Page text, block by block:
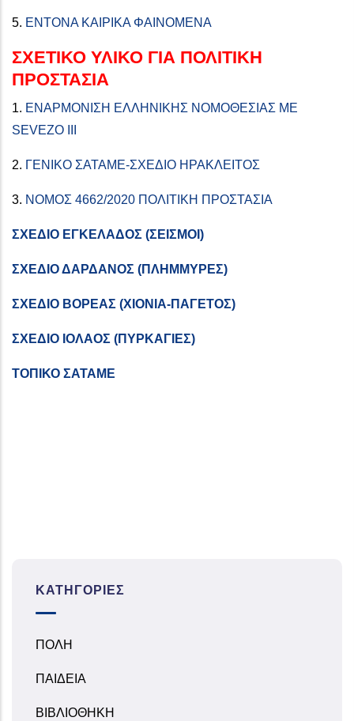
5. ΕΝΤΟΝΑ ΚΑΙΡΙΚΑ ΦΑΙΝΟΜΕΝΑ
ΣΧΕΤΙΚΟ ΥΛΙΚΟ ΓΙΑ ΠΟΛΙΤΙΚΗ
ΠΡΟΣΤΑΣΙΑ
1. ΕΝΑΡΜΟΝΙΣΗ ΕΛΛΗΝΙΚΗΣ ΝΟΜΟΘΕΣΙΑΣ ΜΕ
SEVEZO III
2. ΓΕΝΙΚΟ ΣΑΤΑΜΕ-ΣΧΕΔΙΟ ΗΡΑΚΛΕΙΤΟΣ
3. ΝΟΜΟΣ 4662/2020 ΠΟΛΙΤΙΚΗ ΠΡΟΣΤΑΣΙΑ
ΣΧΕΔΙΟ ΕΓΚΕΛΑΔΟΣ (ΣΕΙΣΜΟΙ)
ΣΧΕΔΙΟ ΔΑΡΔΑΝΟΣ (ΠΛΗΜΜΥΡΕΣ)
ΣΧΕΔΙΟ ΒΟΡΕΑΣ (ΧΙΟΝΙΑ-ΠΑΓΕΤΟΣ)
ΣΧΕΔΙΟ ΙΟΛΑΟΣ (ΠΥΡΚΑΓΙΕΣ)
ΤΟΠΙΚΟ ΣΑΤΑΜΕ
ΚΑΤΗΓΟΡΊΕΣ
ΠΟΛΗ
ΠΑΙΔΕΙΑ
ΒΙΒΛΙΟΘΗΚΗ